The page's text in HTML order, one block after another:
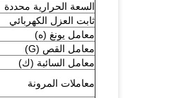
السعة الحرارية محددة
ثابت العزل الكهربائي
معامل يونغ (ه)
معامل القص (G)
معامل السائبة (ك)
معاملات المرونة